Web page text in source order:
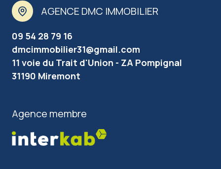
AGENCE DMC IMMOBILIER
09 54 28 79 16
dmcimmobilier31@gmail.com
11 voie du Trait d'Union - ZA Pompignal
31190 Miremont
Agence membre